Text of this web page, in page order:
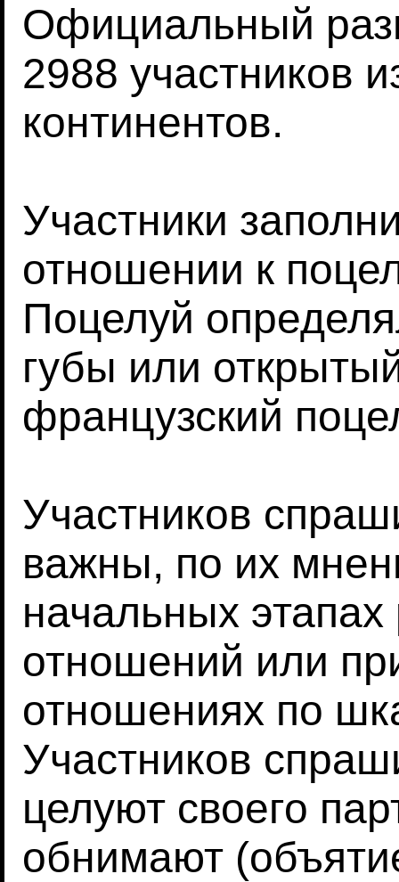
Официальный
2988 участников
континентов.
Участники
отношении к
Поцелуй
губы или
французский
Участников
важны, по их
начальных
отношений или
отношениях по
Участников
целуют своего
обнимают